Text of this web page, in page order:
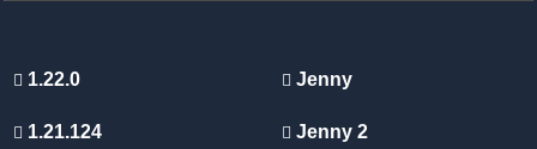
1.22.0
1.21.124
Jenny
Jenny 2